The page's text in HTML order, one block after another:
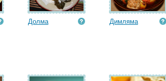
Долма Димляма